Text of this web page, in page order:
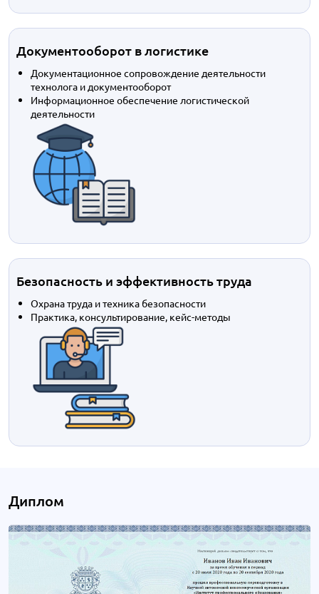
Документооборот в логистике
Документационное сопровождение деятельности
технолога и документооборот
Информационное обеспечение логистической
деятельности
Безопасность и эффективность труда
Охрана труда и техника безопасности
Практика, консультирование, кейс-методы
Диплом